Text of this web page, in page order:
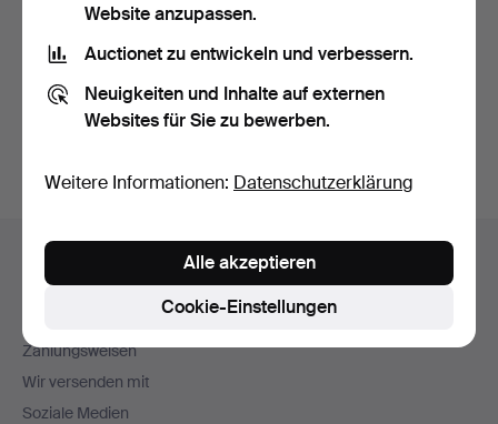
Sie können auch inBeendete Auktionen aus unserem
suchen.
Fußzeilen-
Kontakt mit dem Support aufnehmen
Zahlungsweisen
Wir versenden mit
Soziale Medien
Website anzupassen.
Auctionet zu entwickeln und verbessern.
Neuigkeiten und Inhalte auf externen
Websites für Sie zu bewerben.
Weitere Informationen: Datenschutzerklärung
Cookie-Einstellungen
Alle akzeptieren